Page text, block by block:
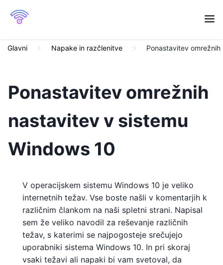
Glavni Napake in razčlenitve Ponastavitev
Ponastavitev omrežnih
nastavitev v sistemu
Windows 10
V operacijskem sistemu Windows 10 je veliko
internetnih težav. Vse boste našli v komentarjih k
različnim člankom na naši spletni strani. Napisal
sem že veliko navodil za reševanje različnih
težav, s katerimi se najpogosteje srečujejo
uporabniki sistema Windows 10. In pri skoraj
vsaki težavi ali napaki bi vam svetoval, da